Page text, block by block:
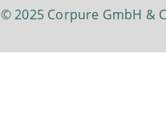
© 2025 Corpure GmbH &